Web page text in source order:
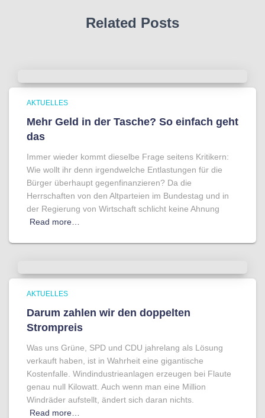
Related Posts
AKTUELLES
Mehr Geld in der Tasche? So einfach geht
das
Immer wieder kommt dieselbe Frage seitens Kritikern:
Wie wollt ihr denn irgendwelche Entlastungen für die
Bürger überhaupt gegenfinanzieren? Da die
Herrschaften von den Altparteien im Bundestag und in
der Regierung von Wirtschaft schlicht keine Ahnung
Read more…
AKTUELLES
Darum zahlen wir den doppelten
Strompreis
Was uns Grüne, SPD und CDU jahrelang als Lösung
verkauft haben, ist in Wahrheit eine gigantische
Kostenfalle. Windindustrieanlagen erzeugen bei Flaute
genau null Kilowatt. Auch wenn man eine Million
Windräder aufstellt, ändert sich daran nichts.
Read more…